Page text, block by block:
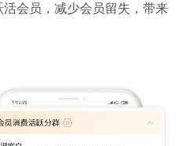
会员，减少会员留失，带来